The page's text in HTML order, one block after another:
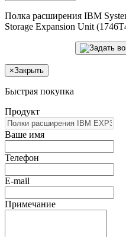
Полка расширения IBM
Storage Expansion Unit
×Закрыть
Быстрая покупка
Продукт
Ваше имя
Телефон
E-mail
Примечание